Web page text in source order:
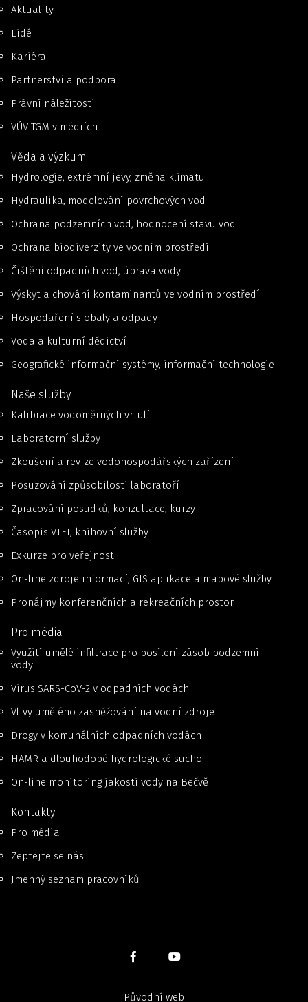
Aktuality
Lidé
Kariéra
Partnerství a podpora
Právní náležitosti
VÚV TGM v médiích
Věda a výzkum
Hydrologie, extrémní jevy, změna klimatu
Hydraulika, modelování povrchových vod
Ochrana podzemních vod, hodnocení stavu vod
Ochrana biodiverzity ve vodním prostředí
Čištění odpadních vod, úprava vody
Výskyt a chování kontaminantů ve vodním prostředí
Hospodaření s obaly a odpady
Voda a kulturní dědictví
Geografické informační systémy, informační technologie
Naše služby
Kalibrace vodoměrných vrtulí
Laboratorní služby
Zkoušení a revize vodohospodářských zařízení
Posuzování způsobilosti laboratoří
Zpracování posudků, konzultace, kurzy
Časopis VTEI, knihovní služby
Exkurze pro veřejnost
On-line zdroje informací, GIS aplikace a mapové služby
Pronájmy konferenčních a rekreačních prostor
Pro média
Využití umělé infiltrace pro posílení zásob podzemní
vody
Virus SARS-CoV-2 v odpadních vodách
Vlivy umělého zasněžování na vodní zdroje
Drogy v komunálních odpadních vodách
HAMR a dlouhodobé hydrologické sucho
On-line monitoring jakosti vody na Bečvě
Kontakty
Pro média
Zeptejte se nás
Jmenný seznam pracovníků
Původní web